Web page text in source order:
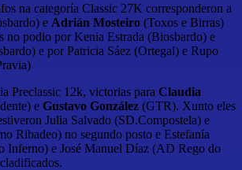
na categoría Classic 27K corresponderon a
e Adrián Mosteiro (Toxos e Birras)
no podio por Kenia Estrada (Biosbardo) e
e por Patricia Sáez (Ortegal) e Rupo
Preclassic 12k, victorias para Claudia
e Gustavo González (GTR). Xunto eles
Julia Salvado (SD.Compostela) e
Ribadeo) no segundo posto e Estefanía
Inferno) e José Manuel Díaz (AD Rego do